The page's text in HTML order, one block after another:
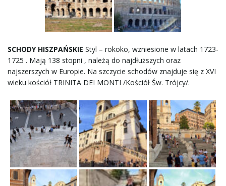
SCHODY HISZPAŃSKIE Styl – rokoko, wzniesione w latach 1723-
1725 . Mają 138 stopni , należą do najdłuższych oraz
najszerszych w Europie. Na szczycie schodów znajduje się z XVI
wieku kościół TRINITA DEI MONTI /Kościół Św. Trójcy/.